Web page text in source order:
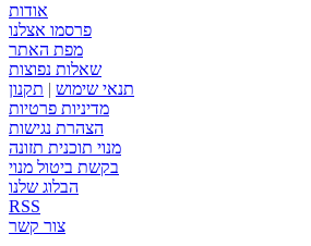
אודות
פרסמו אצלנו
מפת האתר
שאלות נפוצות
תנאי שימוש | תקנון
מדיניות פרטיות
הצהרת נגישות
מנוי תוכנית תזונה
בקשת ביטול מנוי
הבלוג שלנו
RSS
צור קשר